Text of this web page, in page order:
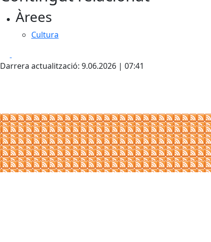
Àrees
Cultura
Darrera actualització: 9.06.2026 | 07:41